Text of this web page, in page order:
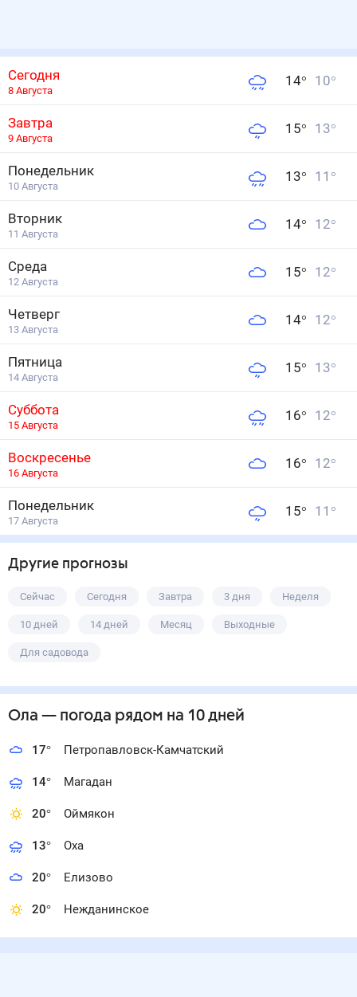
Сегодня
8 Августа
14° 10°
Завтра
9 Августа
15° 13°
Понедельник
10 Августа
13° 11 °
Вторник
11 Августа
14° 12°
Среда
12 Августа
15° 12°
Четверг
13 Августа
14° 12°
Пятница
14 Августа
15° 13°
Суббота
15 Августа
16° 12°
Воскресенье
16 Августа
16° 12°
Понедельник
17 Августа
15° 11 °
Другие прогнозы
Сейчас Сегодня Завтра 3 дня Неделя
10 дней 14 дней Месяц Выходные
Для садовода
Ола — погода рядом на 10 дней
17° Петропавловск-Камчатский
14° Магадан
20° Оймякон
13° Оха
20° Елизово
20° Нежданинское